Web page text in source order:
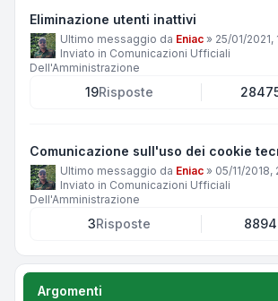
Eliminazione utenti inattivi
Ultimo messaggio da Eniac » 25/01/2021,
Inviato in Comunicazioni Ufficiali
Dell'Amministrazione
19Risposte
Comunicazione sull'uso dei cookie
Ultimo messaggio da Eniac » 05/11/2018,
Inviato in Comunicazioni Ufficiali
Dell'Amministrazione
3Risposte
Argomenti